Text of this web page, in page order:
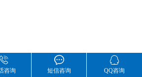

咨询

短信咨询

QQ咨询